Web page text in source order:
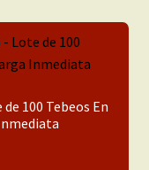
de 100 Tebeos En